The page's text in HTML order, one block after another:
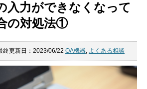
入力ができなくなって
の対処法①
終更新日：2023/06/22 OA機器, よくある相談